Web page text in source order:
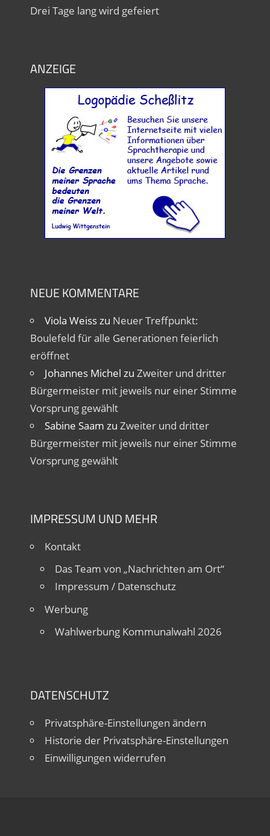
Drei Tage lang wird gefeiert
ANZEIGE
NEUE KOMMENTARE
Viola Weisszu Neuer Treffpunkt:
Boulefeld für alle Generationen feierlich
eröffnet
Johannes Michel zu Zweiter und dritter
Bürgermeister mit jeweils nur einer Stimme
Vorsprung gewählt
Sabine Saam zu Zweiter und dritter
Bürgermeister mit jeweils nur einer Stimme
Vorsprung gewählt
IMPRESSUM UND MEHR
Kontakt
Das Team von „Nachrichten am Ort“
Impressum / Datenschutz
Werbung
Wahlwerbung Kommunalwahl 2026
DATENSCHUTZ
Privatsphäre-Einstellungen ändern
Historie der Privatsphäre-Einstellungen
Einwilligungen widerrufen